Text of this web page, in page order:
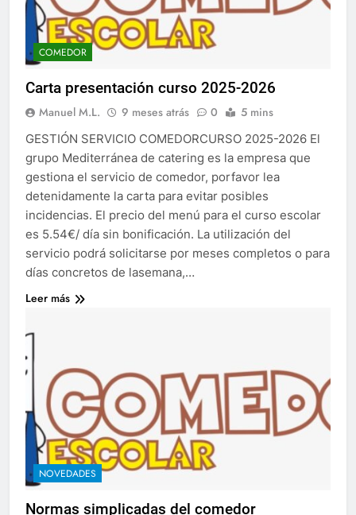
COMEDOR
Carta presentación curso 2025-2026
Manuel M.L. 9 meses atrás 0 5 mins
GESTIÓN SERVICIO COMEDORCURSO 2025-2026 El
grupo Mediterránea de catering es la empresa que
gestiona el servicio de comedor, porfavor lea
detenidamente la carta para evitar posibles
incidencias. El precio del menú para el curso escolar
es 5.54€/ día sin bonificación. La utilización del
servicio podrá solicitarse por meses completos o para
días concretos de lasemana,…
Leer más
NOVEDADES
Normas simplicadas del comedor